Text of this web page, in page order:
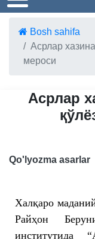
Bosh sahifa
Aсрлар
мероси
Aсрлар
Qo'lyozma asarlar
Халқаро
Райҳон
институтида